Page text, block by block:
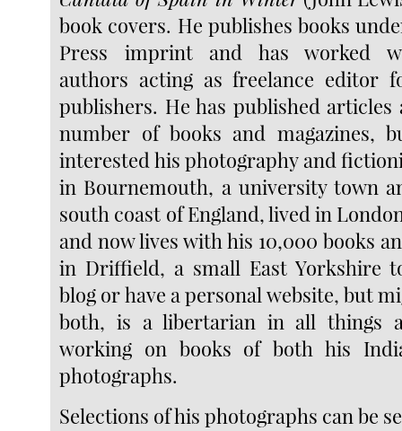
book covers. He publishes books
Press imprint and has worked
authors acting as freelance editor
publishers. He has published articles
number of books and magazines,
interested his photography and
in Bournemouth, a university town
south coast of England, lived in
and now lives with his 10,000 books
in Driffield, a small East Yorkshire
blog or have a personal website, but
both, is a libertarian in all things
working on books of both his
photographs.
Selections of his photographs can be